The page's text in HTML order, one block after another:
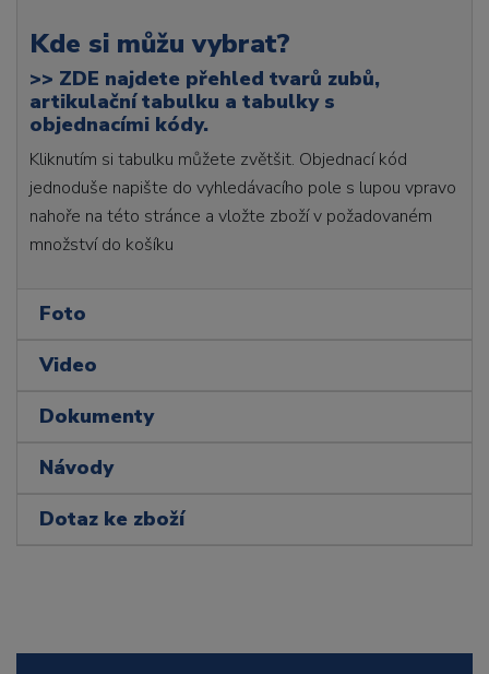
Kde si můžu vybrat?
>> ZDE najdete přehled tvarů zubů,
artikulační tabulku a tabulky s
objednacími kódy.
Kliknutím si tabulku můžete zvětšit. Objednací kód
jednoduše napište do vyhledávacího pole s lupou vpravo
nahoře na této stránce a vložte zboží v požadovaném
množství do košíku
Foto
Video
Dokumenty
Návody
Dotaz ke zboží